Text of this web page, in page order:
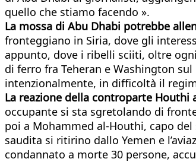
quello che stiamo facendo ».
La mossa di Abu Dhabi potrebbe
fronteggiano in Siria, dove gli
appunto, dove i ribelli sciiti, oltre
di ferro fra Teheran e Washington
intenzionalmente, in difficoltà il
La reazione della controparte
occupante si sta sgretolando di
poi a Mohammed al-Houthi, capo
saudita si ritirino dallo Yemen e
condannato a morte 30 persone,